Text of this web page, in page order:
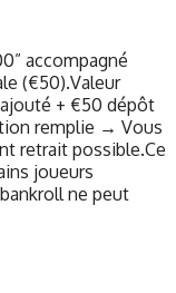
accompagné
(€50).Valeur
+ €50 dépôt
remplie → Vous
retrait possible.Ce
joueurs
ne peut